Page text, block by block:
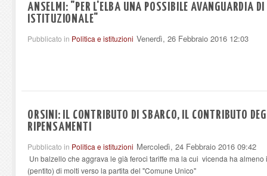
ANSELMI: "PER L'ELBA UNA POSSIBILE AVANGUARDIA
ISTITUZIONALE"
Pubblicato in Politica e istituzioni Venerdì, 26 Febbraio 2016 12:03
ORSINI: IL CONTRIBUTO DI SBARCO, IL CONTRIBUTO
RIPENSAMENTI
Pubblicato in Politica e istituzioni Mercoledì, 24 Febbraio 2016 09:42
Un balzello che aggrava le già feroci tariffe ma la cui vicenda ha
(pentito) di molti verso la partita del "Comune Unico"